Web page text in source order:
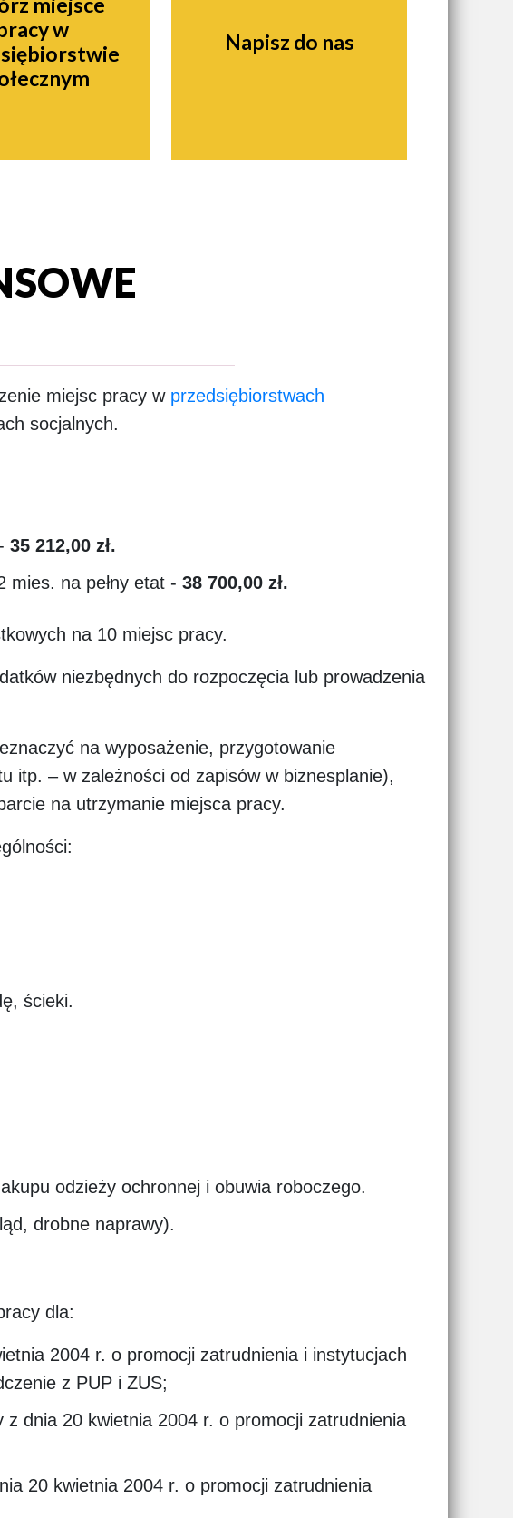
w
Napisz do nas
miejsc pracy w przedsiębiorstwach
socjalnych.
35 212,00 zł.
mies. na pełny etat - 38 700,00 zł.
na 10 miejsc pracy.
niezbędnych do rozpoczęcia lub prowadzenia
na wyposażenie, przygotowanie
itp. – w zależności od zapisów w biznesplanie),
na utrzymanie miejsca pracy.
ścieki.
odzieży ochronnej i obuwia roboczego.
drobne naprawy).
dla:
2004 r. o promocji zatrudnienia i instytucjach
z PUP i ZUS;
dnia 20 kwietnia 2004 r. o promocji zatrudnienia
20 kwietnia 2004 r. o promocji zatrudnienia